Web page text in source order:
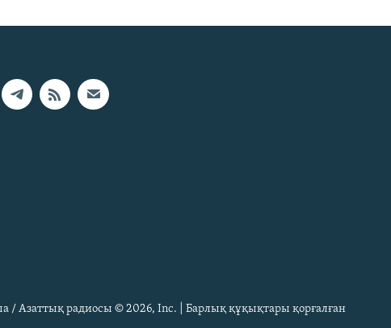
/ Азаттық радиосы © 2026, Inc. | Барлық құқықтары қорғалған